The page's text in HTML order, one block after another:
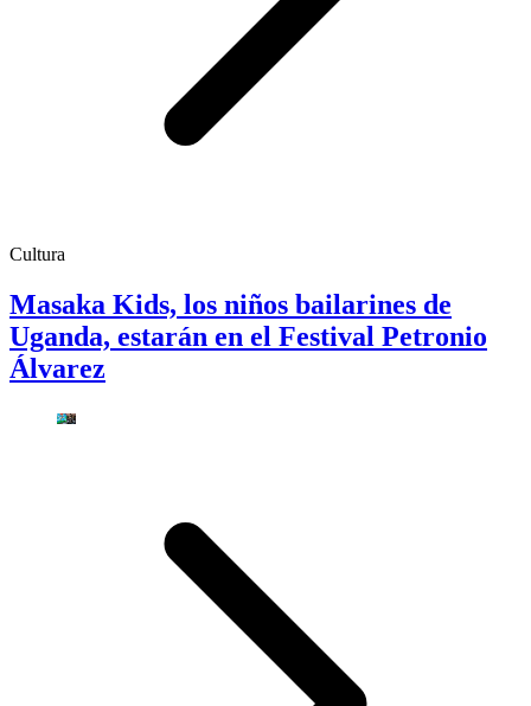
Cultura
Masaka Kids, los niños bailarines de
Uganda, estarán en el Festival Petronio
Álvarez